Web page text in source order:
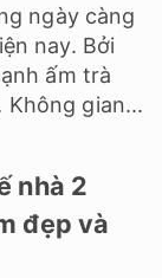
ngày càng
nay. Bởi
ấm trà
Không gian...
nhà 2
đẹp và